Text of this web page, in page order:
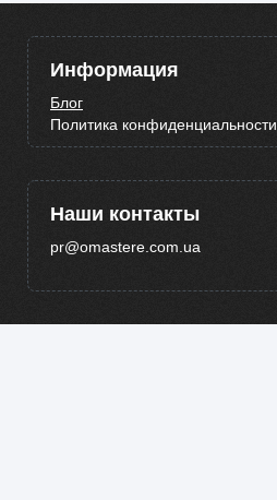
Информация
Блог
Политика конфиденциальности
Наши контакты
pr@omastere.com.ua